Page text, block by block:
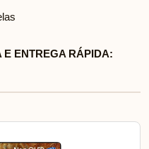
ENTREGA RÁPIDA: